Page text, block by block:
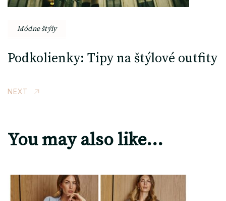
Módne štýly
Podkolienky: Tipy na štýlové outfity
NEXT
You may also like...